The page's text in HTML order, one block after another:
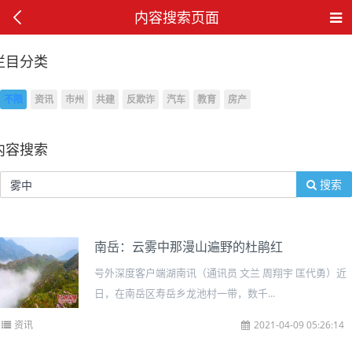
内容搜索页面
目分类
不限 资讯 市州 共建 反欺诈 汽车 教育 房产
容搜索
搜索
南岳：云雾中那漫山遍野的杜鹃红
号外深度客户端湖南讯（通讯员 文兰 周翔宇 匡代勇）近
日，在南岳区寿岳乡龙池村一带，数千...
资讯 2021-04-09 05:26:14